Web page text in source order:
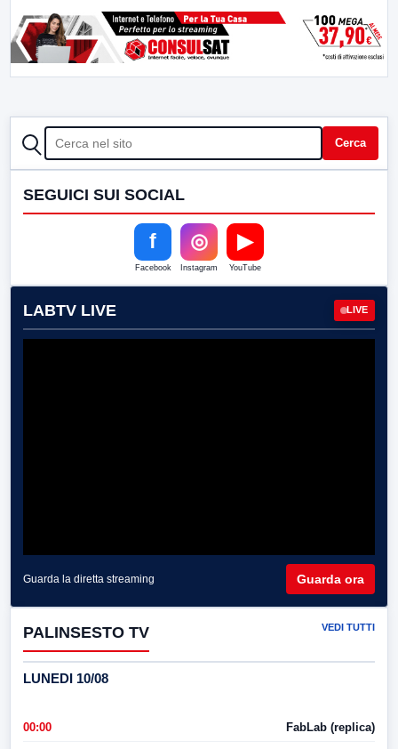
CERCA Cerca
SEGUICI SUI SOCIAL
f
Facebook
◎
Instagram
▶
YouTube
LABTV LIVE LIVE
Guarda la diretta streaming Guarda ora
PALINSESTO TV VEDI TUTTI
LUNEDI 10/08
00:00 FabLab (replica)